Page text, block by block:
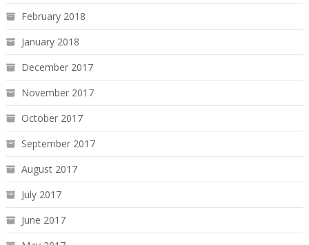
February 2018
January 2018
December 2017
November 2017
October 2017
September 2017
August 2017
July 2017
June 2017